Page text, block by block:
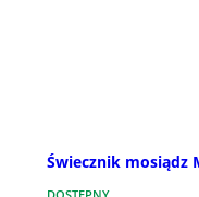
Świecznik mosiądz